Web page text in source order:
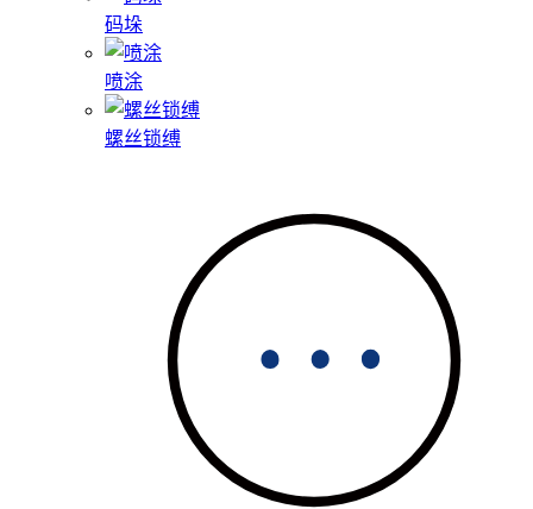
码垛
喷涂
螺丝锁缚